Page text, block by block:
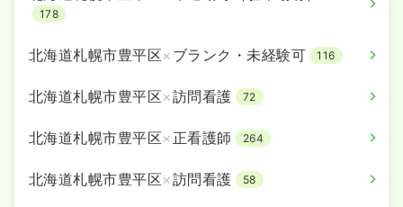
178
北海道札幌市豊平区× ブランク・未経験可 116
北海道札幌市豊平区×訪問看護 72
北海道札幌市豊平区× 正看護師 264
北海道札幌市豊平区×訪問看護 58